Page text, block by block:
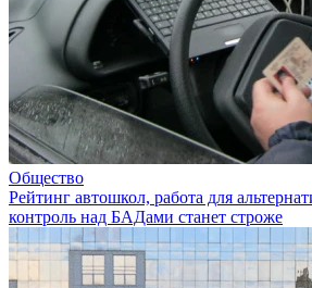
Общество
Рейтинг автошкол, работа для
контроль над БАДами станет строже